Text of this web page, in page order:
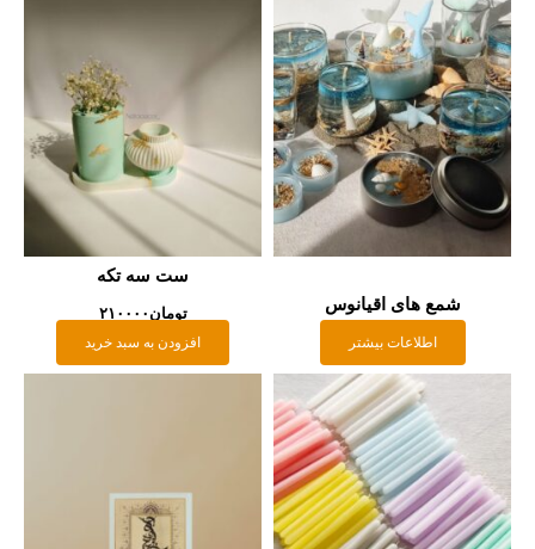
شمع های اقیانوس
اطلاعات بیشتر
ست سه تکه
تومان۲۱۰۰۰۰
افزودن به سبد خرید